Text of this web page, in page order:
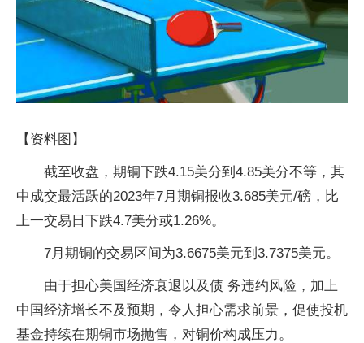
【资料图】
截至收盘，期铜下跌4.15美分到4.85美分不等，其
中成交最活跃的2023年7月期铜报收3.685美元/磅，比
上一交易日下跌4.7美分或1.26%。
7月期铜的交易区间为3.6675美元到3.7375美元。
由于担心美国经济衰退以及债 务违约风险，加上
中国经济增长不及预期，令人担心需求前景，促使投机
基金持续在期铜市场抛售，对铜价构成压力。